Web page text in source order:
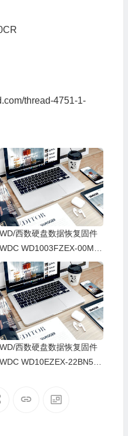
thread-4751-1-
WD/西数硬盘数据恢复固件
WDC WD1003FZEX-00MK
2A0-01.01A01-WD-WCC3F
0KDH91Y-0006004C-1578
WD/西数硬盘数据恢复固件
WDC WD10EZEX-22BN5A0